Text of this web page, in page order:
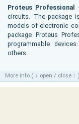
Proteus Professional
circuits. The package
models of electronic
package Proteus
programmable
others.
More info ( ↓ open / close ↑ )